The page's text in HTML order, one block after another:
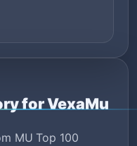
for VexaMu
MU Top 100